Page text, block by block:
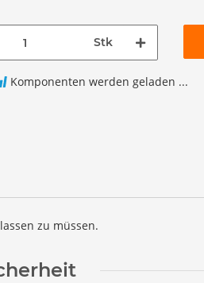
Stk
Komponenten werden geladen ...
zu müssen.